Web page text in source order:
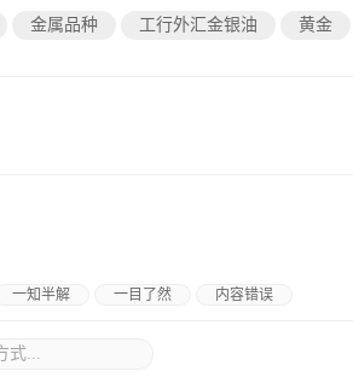
金属品种 工行外汇金银油 黄金
一知半解 一目了然 内容错误